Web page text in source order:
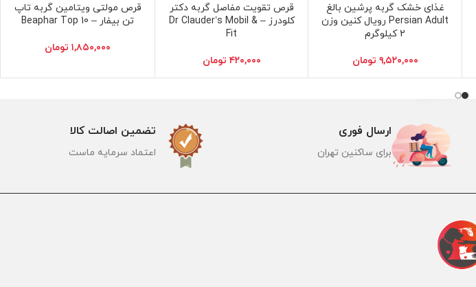
افزودن به سبد خرید
غذای خشک گربه پرشین بالغ
Persian Adult رویال کنین وزن
2 کیلوگرم
۹,۵۲۰,۰۰۰ تومان
اطلاعات بیشتر
قرص تقویت مفاصل گربه دکتر
کلودرز – Dr Clauder’s Mobil &
Fit
۴۲۰,۰۰۰ تومان
افزودن به سبد خرید
قرص مولتی ویتامین گربه تاپ
تن بیفار – Beaphar Top 10
۱,۸۵۰,۰۰۰ تومان
تضمین اصالت کالا
اعتماد سرمایه ماست
ارسال فوری
برای ساکنین تهران